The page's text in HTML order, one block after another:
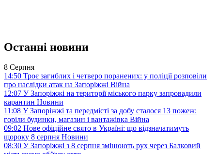
Останні новини
8 Серпня
14:50 Троє загиблих і четверо поранених: у поліції розповіли
про наслідки атак на Запоріжжі Війна
12:07 У Запоріжжі на території міського парку запровадили
карантин Новини
11:08 У Запоріжжі та передмісті за добу сталося 13 пожеж:
горіли будинки, магазин і вантажівка Війна
09:02 Нове офіційне свято в Україні: що відзначатимуть
щороку 8 серпня Новини
08:30 У Запоріжжі з 8 серпня змінюють рух через Балковий